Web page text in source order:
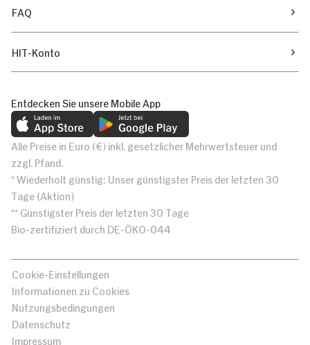
FAQ
HIT-Konto
Entdecken Sie unsere Mobile App
Alle Preise in Euro (€) inkl. gesetzlicher Mehrwertsteuer und
zzgl. Pfand.
* Wiederholt günstig: Unser günstigster Preis der letzten 30
Tage (Aktion)
** Günstigster Preis der letzten 30 Tage
Bio-zertifiziert durch DE-ÖKO-044
Cookie-Einstellungen
Informationen zu Cookies
Nutzungsbedingungen
Datenschutz
Impressum